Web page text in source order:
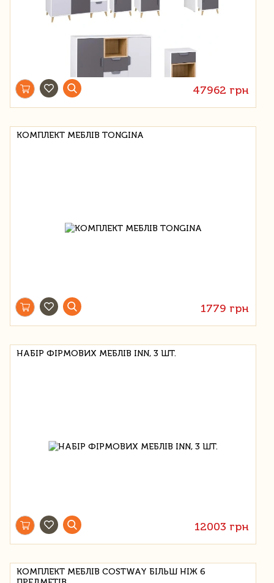
47962 грн
КОМПЛЕКТ МЕБЛІВ TONGINA
1779 грн
НАБІР ФІРМОВИХ МЕБЛІВ INN, 3 ШТ.
12003 грн
КОМПЛЕКТ МЕБЛІВ COSTWAY БІЛЬШ НІЖ 6